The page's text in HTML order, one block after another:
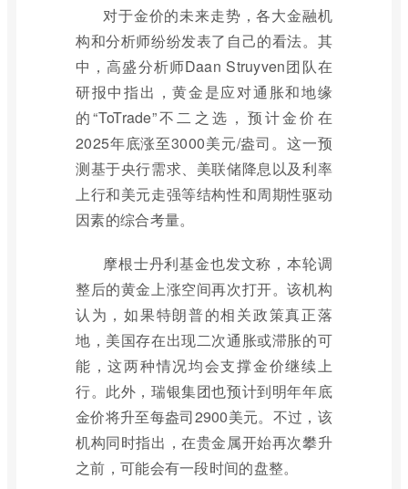
对于金价的未来走势，各大金融机
构和分析师纷纷发表了自己的看法。其
中，高盛分析师Daan Struyven团队在
研报中指出，黄金是应对通胀和地缘
的“ToTrade”不二之选，预计金价在
2025年底涨至3000美元/盎司。这一预
测基于央行需求、美联储降息以及利率
上行和美元走强等结构性和周期性驱动
因素的综合考量。
摩根士丹利基金也发文称，本轮调
整后的黄金上涨空间再次打开。该机构
认为，如果特朗普的相关政策真正落
地，美国存在出现二次通胀或滞胀的可
能，这两种情况均会支撑金价继续上
行。此外，瑞银集团也预计到明年年底
金价将升至每盎司2900美元。不过，该
机构同时指出，在贵金属开始再次攀升
之前，可能会有一段时间的盘整。